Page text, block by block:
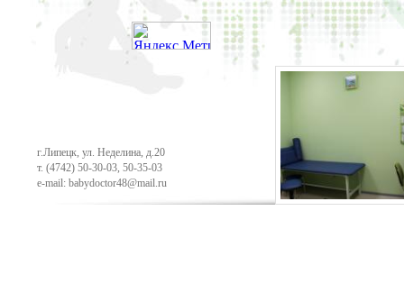
г.Липецк, ул. Неделина, д.20
т. (4742) 50-30-03, 50-35-03
e-mail: babydoctor48@mail.ru
Продвижение